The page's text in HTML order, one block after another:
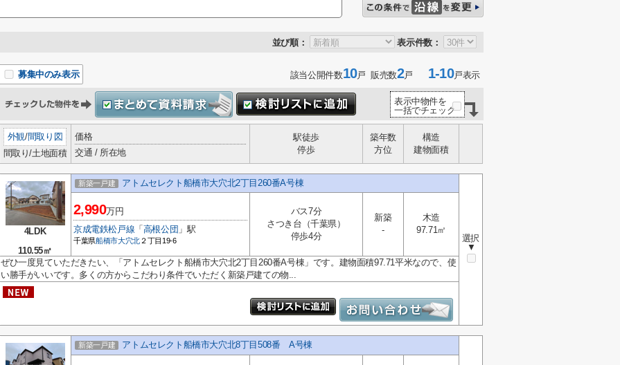
並び順： 表示件数：
募集中のみ表示 該当公開件数10戸 販売数2戸 1-10戸表示
表示中物件を
一括でチェック
外観/間取り図
間取り/土地面積
価格
交通 / 所在地
駅徒歩
停歩
築年数
方位
構造
建物面積
4LDK
110.55㎡
新築一戸建 アトムセレクト船橋市大穴北2丁目260番A号棟
選択
▼
2,990万円
京成電鉄松戸線 「 高根公団 」駅
千葉県船橋市大穴北２丁目19-6
バス7分
さつき台（千葉県）
停歩4分
新築
-
木造
97.71㎡
ぜひ一度見ていただきたい、「アトムセレクト船橋市大穴北2丁目260番A号棟」です。建物面積97.71平米なので、使
い勝手がいいです。多くの方からこだわり条件でいただく新築戸建ての物...
新築一戸建 アトムセレクト船橋市大穴北8丁目508番 A号棟